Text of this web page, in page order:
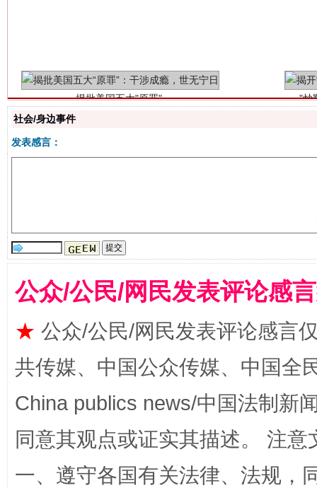
社会/身边事件
发表感言：
公众/公民/网民发表评论感
★ 公众/公民/网民发表评论感言
共传媒、中国公众传媒、中国全
China publics news/中国法制新
同意其观点或证实其描述。 注
一、遵守各国有关法律、法规，